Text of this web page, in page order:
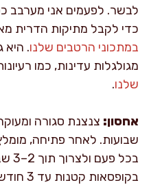
לבשר. לפעמים אני מערבב
כדי לקבל מתיקות הדרית
במתכוני הרטבים שלנו. היא
מגולגלות עדינות, כמו
שלנו.
אחסון:
שבועות. לאחר פתיחה,
בקופסאות קטנות עד 3 חודשים ולהפשיר במקרר.